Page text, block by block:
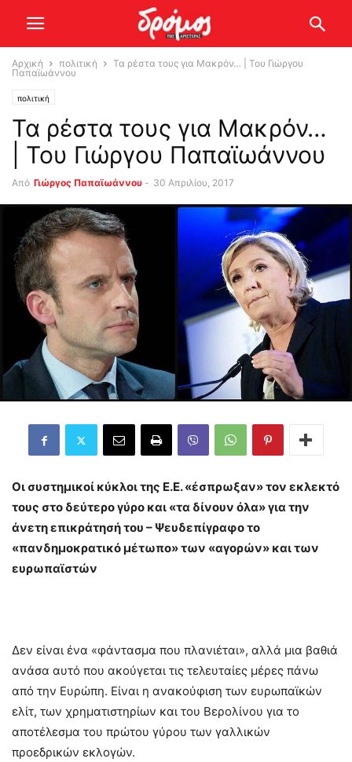
Αρχική πολιτική
Τα ρέστα τους για Μακρόν… | Του Γιώργου
Παπαϊωάννου
πολιτική
Τα ρέστα τους για Μακρόν…
| Του Γιώργου Παπαϊωάννου
Από Γιώργος Παπαϊωάννου - 30 Απριλίου, 2017
Οι συστημικοί κύκλοι της Ε.Ε. «έσπρωξαν» τον εκλεκτό
τους στο δεύτερο γύρο και «τα δίνουν όλα» για την
άνετη επικράτησή του – Ψευδεπίγραφο το
«πανδημοκρατικό μέτωπο» των «αγορών» και των
ευρωπαϊστών
Δεν είναι ένα «φάντασμα που πλανιέται», αλλά μια βαθιά
ανάσα αυτό που ακούγεται τις τελευταίες μέρες πάνω
από την Ευρώπη. Είναι η ανακούφιση των ευρωπαϊκών
ελίτ, των χρηματιστηρίων και του Βερολίνου για το
αποτέλεσμα του πρώτου γύρου των γαλλικών
προεδρικών εκλογών.